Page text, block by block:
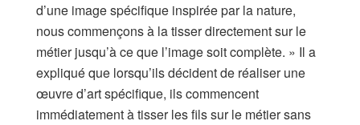
d’une image spécifique inspirée par la nature,
nous commençons à la tisser directement sur le
métier jusqu’à ce que l’image soit complète. » Il a
expliqué que lorsqu’ils décident de réaliser une
œuvre d’art spécifique, ils commencent
immédiatement à tisser les fils sur le métier sans